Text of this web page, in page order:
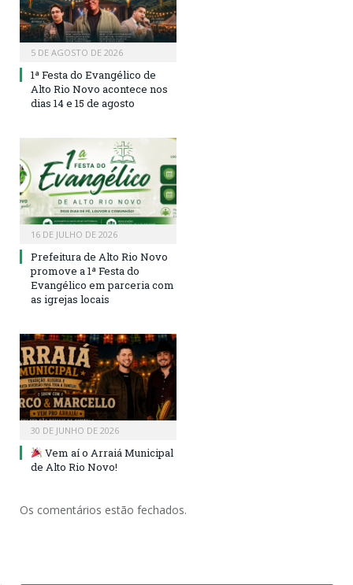
5 DE AGOSTO DE 2026
1ª Festa do Evangélico de
Alto Rio Novo acontece nos
dias 14 e 15 de agosto
16 DE JULHO DE 2026
Prefeitura de Alto Rio Novo
promove a 1ª Festa do
Evangélico em parceria com
as igrejas locais
30 DE JUNHO DE 2026
Vem aí o Arraiá Municipal
de Alto Rio Novo!
Os comentários estão fechados.